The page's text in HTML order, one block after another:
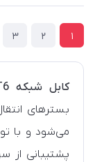
1
2
3
کابل شبکه CAT6
بسترهای
پشتیبانی از